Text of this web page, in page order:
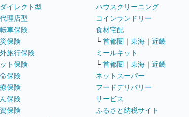
ダイレクト型
代理店型
車保険
保険
旅行保険
ト保険
保険
保険
保険
保険
ハウスクリーニング
コインランドリー
食材宅配
└ 首都圏 ｜ 東海 ｜ 近畿
ミールキット
└ 首都圏 ｜ 東海 ｜ 近畿
ネットスーパー
フードデリバリー
サービス
ふるさと納税サイト